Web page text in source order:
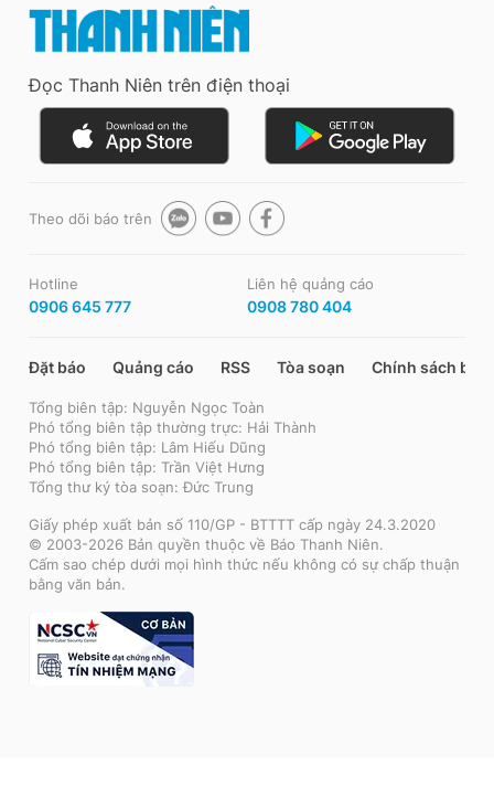
Đọc Thanh Niên trên điện thoại
Theo dõi báo trên
Hotline
0906 645 777
Liên hệ quảng cáo
0908 780 404
Đặt báo Quảng cáo RSS Tòa soạn Chính sách bảo
Tổng biên tập: Nguyễn Ngọc Toàn
Phó tổng biên tập thường trực: Hải Thành
Phó tổng biên tập: Lâm Hiếu Dũng
Phó tổng biên tập: Trần Việt Hưng
Tổng thư ký tòa soạn: Đức Trung
Giấy phép xuất bản số 110/GP - BTTTT cấp ngày 24.3.2020
© 2003-2026 Bản quyền thuộc về Báo Thanh Niên.
Cấm sao chép dưới mọi hình thức nếu không có sự chấp thuận
bằng văn bản.